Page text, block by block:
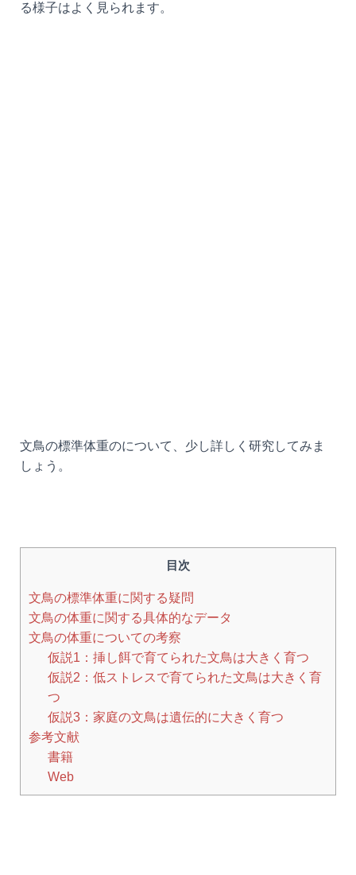
る様子はよく見られます。
文鳥の標準体重のについて、少し詳しく研究してみま
しょう。
目次
文鳥の標準体重に関する疑問
文鳥の体重に関する具体的なデータ
文鳥の体重についての考察
仮説1：挿し餌で育てられた文鳥は大きく育つ
仮説2：低ストレスで育てられた文鳥は大きく育
つ
仮説3：家庭の文鳥は遺伝的に大きく育つ
参考文献
書籍
Web